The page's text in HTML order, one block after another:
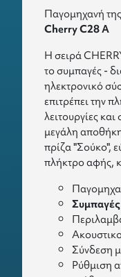
Παγομηχανή της
Cherry C28 A
Η σειρά
το συμπαγές -
ηλεκτρονικό
επιτρέπει την
λειτουργίες και
μεγάλη
πρίζα "Σούκο",
πλήκτρο αφής,
Σύνδεση
Ρύθμιση